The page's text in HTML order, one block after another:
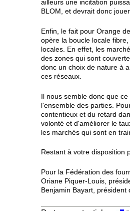
ailleurs une incitation
BLOM, et devrait donc
Enfin, le fait pour Orange
opère la boucle locale
locales. En effet, les
des zones qui sont
donc un choix de nature à
ces réseaux.
Il nous semble donc que
l'ensemble des parties.
contentieux et du retard
volonté et d'améliorer le
les marchés qui sont en
Restant à votre disposition
Pour la Fédération des
Oriane Piquer-Louis,
Benjamin Bayart, président